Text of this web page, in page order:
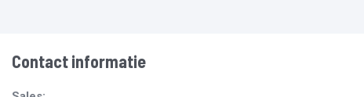
Contact informatie